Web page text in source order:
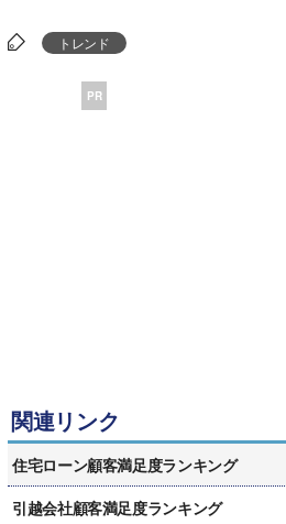
トレンド
PR
関連リンク
住宅ローン顧客満足度ランキング
引越会社顧客満足度ランキング